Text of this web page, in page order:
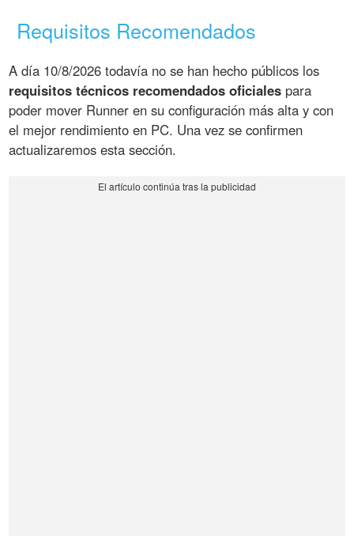
Requisitos Recomendados
A día 10/8/2026 todavía no se han hecho públicos los
requisitos técnicos recomendados oficiales para
poder mover Runner en su configuración más alta y con
el mejor rendimiento en PC. Una vez se confirmen
actualizaremos esta sección.